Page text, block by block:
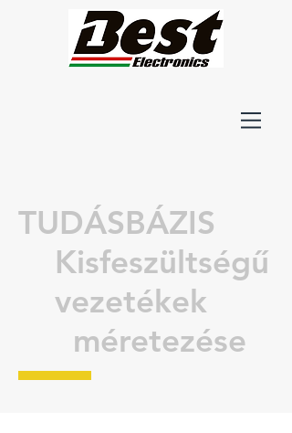
TUDÁSBÁZIS
Kisfeszültségű
vezetékek
méretezése